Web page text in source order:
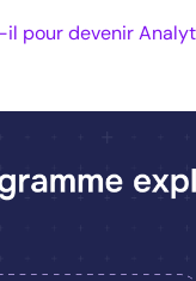
pour devenir